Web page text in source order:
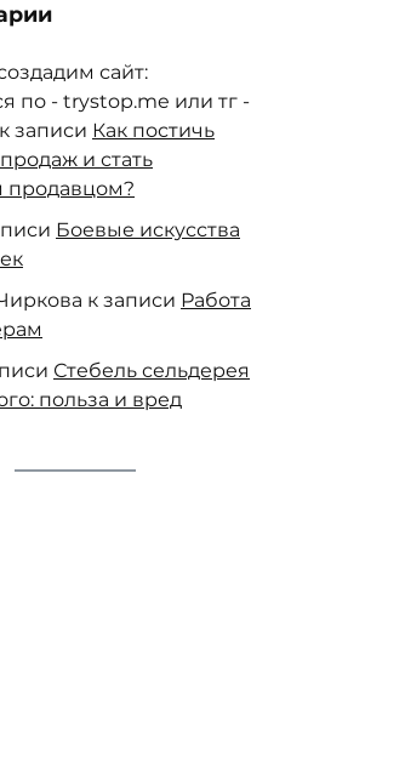
сайт:
по - trystop.me или тг -
к записи Как постичь
и стать
Боевые искусства
к записи Работа
Стебель сельдерея
польза и вред